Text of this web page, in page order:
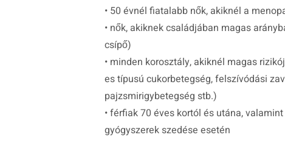
• 50 évnél fiatalabb nők, akiknél a
• nők, akiknek családjában magas
csípő)
• minden korosztály, akiknél magas
es típusú cukorbetegség, felszívódási
pajzsmirigybetegség stb.)
• férfiak 70 éves kortól és utána,
gyógyszerek szedése esetén